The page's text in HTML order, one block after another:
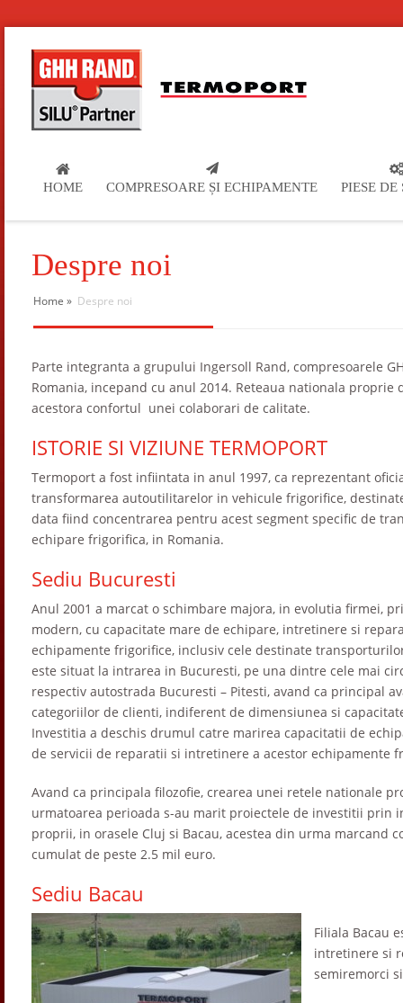
HOME COMPRESOARE ȘI ECHIPAMENTE PIESE DE
Despre noi
Home » Despre noi
Parte integranta a grupului Ingersoll Rand, compresoarele
Romania, incepand cu anul 2014. Reteaua nationala
acestora confortul unei colaborari de calitate.
ISTORIE SI VIZIUNE TERMOPORT
Termoport a fost infiintata in anul 1997, ca reprezentant
transformarea autoutilitarelor in vehicule frigorifice,
data fiind concentrarea pentru acest segment specific de
echipare frigorifica, in Romania.
Sediu Bucuresti
Anul 2001 a marcat o schimbare majora, in evolutia firmei,
modern, cu capacitate mare de echipare, intretinere si
echipamente frigorifice, inclusiv cele destinate
este situat la intrarea in Bucuresti, pe una dintre cele mai
respectiv autostrada Bucuresti – Pitesti, avand ca principal
categoriilor de clienti, indiferent de dimensiunea si
Investitia a deschis drumul catre marirea capacitatii de
de servicii de reparatii si intretinere a acestor echipamente
Avand ca principala filozofie, crearea unei retele nationale
urmatoarea perioada s-au marit proiectele de investitii prin
proprii, in orasele Cluj si Bacau, acestea din urma
cumulat de peste 2.5 mil euro.
Sediu Bacau
Filiala Bacau
intretinere si
semiremorci